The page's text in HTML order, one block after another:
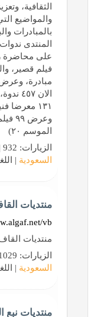
الثقافية،
والمواضيع
بالمبادرات
المنتدى
على محاضرة
فيلم قصير،
مبادرة،
الموسم ٢٠)
الزيارات: 932 | التقييم: 0 | المقيّمين: 0 | الدولة:
السعودية |
منتديات
vb
منتديات القاف
الزيارات: 1029 | التقييم: 0 | المقيّمين: 0 | الدولة:
السعودية |
منتديات نبع